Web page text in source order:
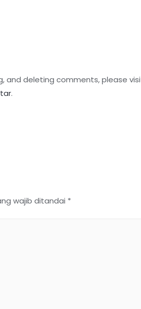
and deleting comments, please
.
wajib ditandai *